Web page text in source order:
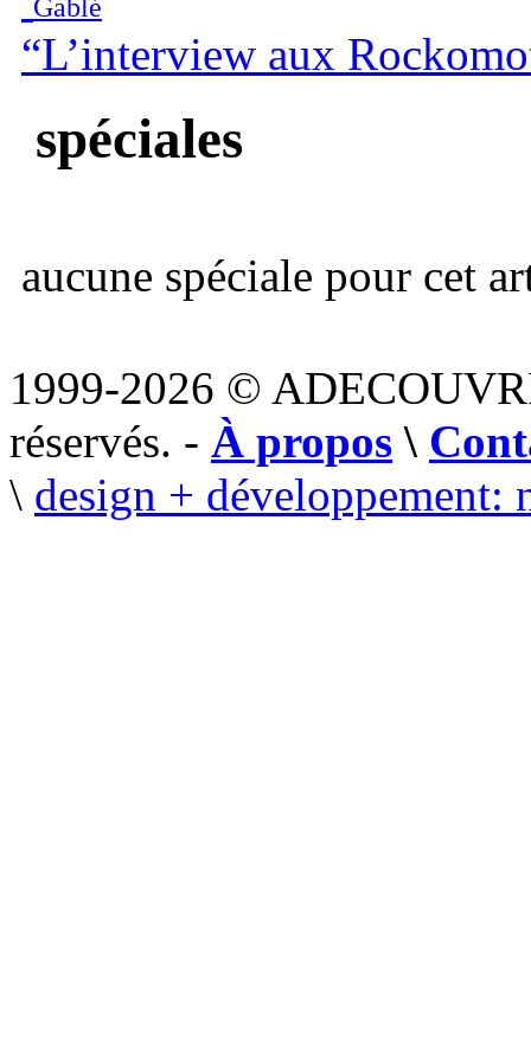
Gablé
“L’interview aux
spéciales
aucune spéciale pour cet
1999-2026 ©
réservés. - À propos \
\ design + développement: